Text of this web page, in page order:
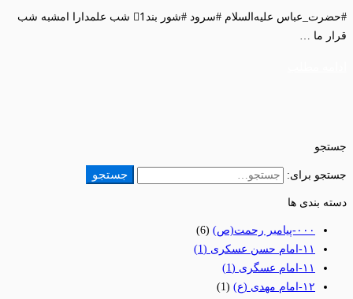
#حضرت_عباس علیه‌السلام #سرود #شور بند1⃣ شب علمدارا امشبه شب
قرار ما …
جستجو
جستجو برای: جستجو
دسته بندی ها
٠٠٠-پیامبر رحمت(ص)
(6)
١١-امام حسن عسکری
(1)
١١-امام عسگری
(1)
١٢-امام مهدی (ع)
(1)